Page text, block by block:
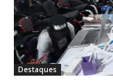
Destaques